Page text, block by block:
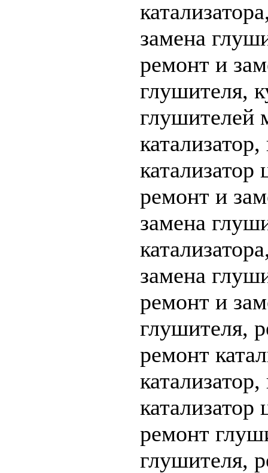
замена
ремонт и
глушителя,
глушителей
катализатор
ремонт и
замена
замена
ремонт и
глушителя,
ремонт
катализатор
ремонт
глушителя,